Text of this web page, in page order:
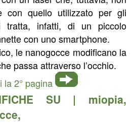
quello utilizzato per gli
tratta, infatti, di un piccolo
con uno smartphone.
le nanogocce modificano la
passa attraverso l’occhio.
la 2° pagina
SU | miopia,
,